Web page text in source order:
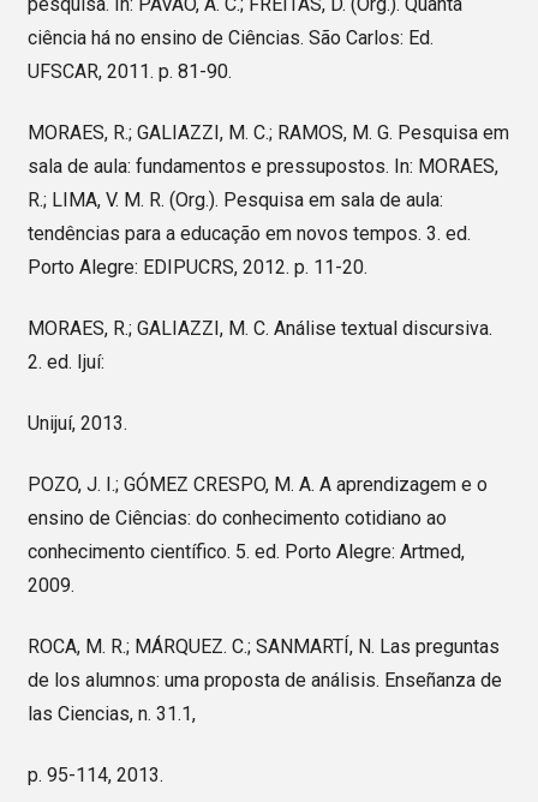
ciência há no ensino de Ciências. São Carlos: Ed.
UFSCAR, 2011. p. 81-90.
MORAES, R.; GALIAZZI, M. C.; RAMOS, M. G. Pesquisa em
sala de aula: fundamentos e pressupostos. In: MORAES,
R.; LIMA, V. M. R. (Org.). Pesquisa em sala de aula:
tendências para a educação em novos tempos. 3. ed.
Porto Alegre: EDIPUCRS, 2012. p. 11-20.
MORAES, R.; GALIAZZI, M. C. Análise textual discursiva.
2. ed. Ijuí:
Unijuí, 2013.
POZO, J. I.; GÓMEZ CRESPO, M. A. A aprendizagem e o
ensino de Ciências: do conhecimento cotidiano ao
conhecimento científico. 5. ed. Porto Alegre: Artmed,
2009.
ROCA, M. R.; MÁRQUEZ. C.; SANMARTÍ, N. Las preguntas
de los alumnos: uma proposta de análisis. Enseñanza de
las Ciencias, n. 31.1,
p. 95-114, 2013.